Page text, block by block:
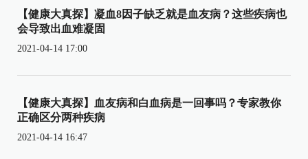
【健康大真探】凝血8因子缺乏就是血友病？这些疾病也
会导致出血难凝固
2021-04-14 17:00
【健康大真探】血友病和白血病是一回事吗？专家教你
正确区分两种疾病
2021-04-14 16:47